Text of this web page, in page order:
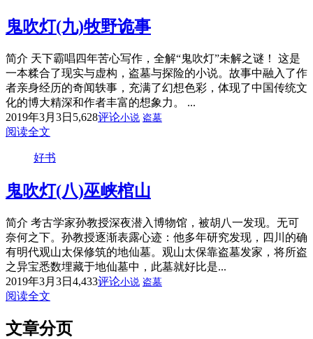
鬼吹灯(九)牧野诡事
简介 天下霸唱四年苦心写作，全解“鬼吹灯”未解之谜！ 这是
一本糅合了现实与虚构，盗墓与探险的小说。故事中融入了作
者亲身经历的奇闻轶事，充满了幻想色彩，体现了中国传统文
化的博大精深和作者丰富的想象力。 ...
2019年3月3日 5,628评论小说 盗墓
阅读全文
好书
鬼吹灯(八)巫峡棺山
简介 考古学家孙教授深夜潜入博物馆，被胡八一发现。无可
奈何之下。孙教授逐渐表露心迹：他多年研究发现，四川的确
有明代观山太保修筑的地仙墓。观山太保靠盗墓发家，将所盗
之异宝悉数埋藏于地仙墓中，此墓就好比是...
2019年3月3日 4,433评论小说 盗墓
阅读全文
文章分页